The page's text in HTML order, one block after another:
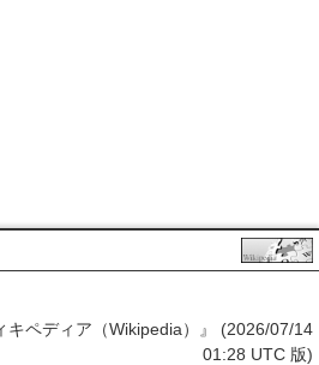
キペディア（Wikipedia）』 (2026/07/14
01:28 UTC 版)